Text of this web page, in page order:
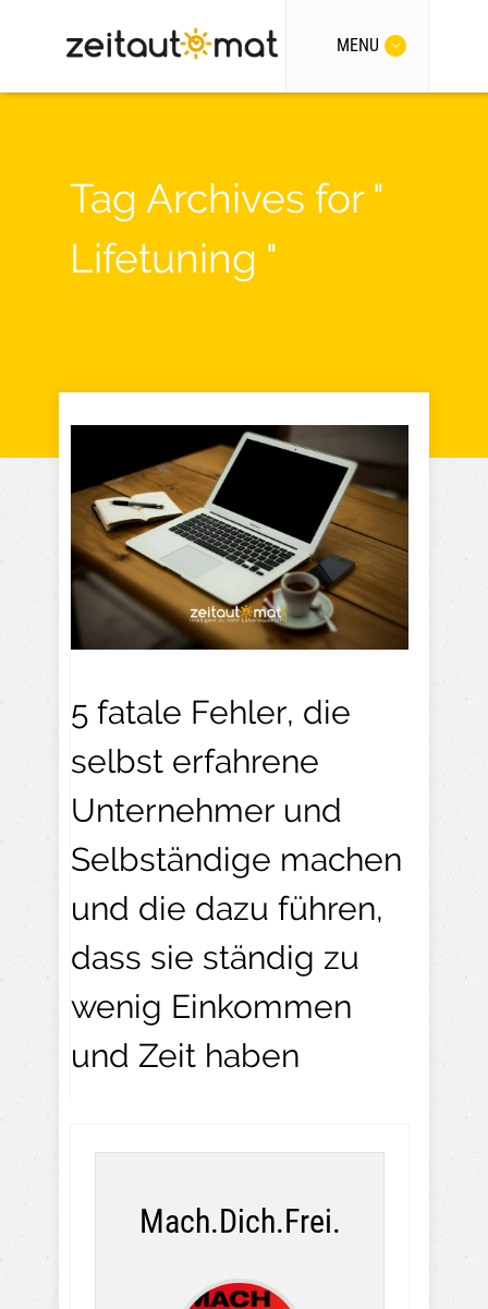
MENU
Tag Archives for "
Lifetuning "
5 fatale Fehler, die
selbst erfahrene
Unternehmer und
Selbständige machen
und die dazu führen,
dass sie ständig zu
wenig Einkommen
und Zeit haben
Mach.Dich.Frei.